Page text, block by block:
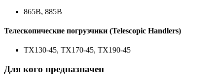
865B, 885B
Телескопические погрузчики (Telescopic Handlers)
TX130-45, TX170-45, TX190-45
Для кого предназначен